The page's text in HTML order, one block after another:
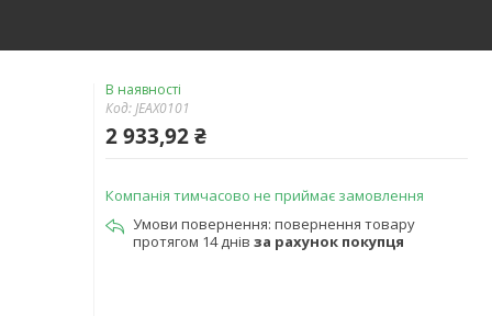
В наявності
Код:JEAX0101
2 933,92 ₴
Компанія тимчасово не приймає замовлення
повернення товару
протягом 14 днів за рахунок покупця